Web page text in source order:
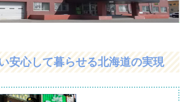
安心して暮らせる北海道の実現